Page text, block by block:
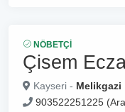
NÖBETÇI
Çisem
Kayseri - Melikgazi
903522251225